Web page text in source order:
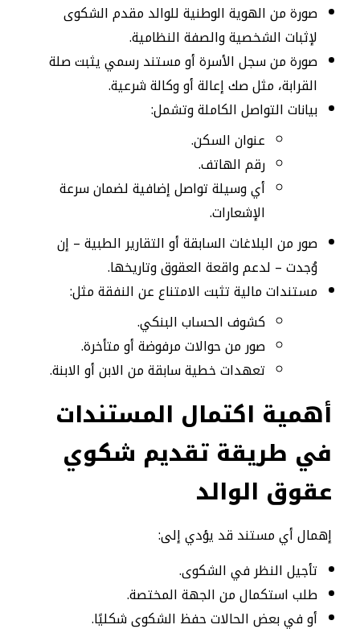
صورة من الهوية الوطنية للوالد مقدم الشكوى
لإثبات الشخصية والصفة النظامية.
صورة من سجل الأسرة أو مستند رسمي يثبت صلة
القرابة، مثل صك إعالة أو وكالة شرعية.
بيانات التواصل الكاملة وتشمل:
عنوان السكن.
رقم الهاتف.
أي وسيلة تواصل إضافية لضمان سرعة
الإشعارات.
صور من البلاغات السابقة أو التقارير الطبية – إن
وُجدت – لدعم واقعة العقوق وتاريخها.
مستندات مالية تثبت الامتناع عن النفقة مثل:
كشوف الحساب البنكي.
صور من حوالات مرفوضة أو متأخرة.
تعهدات خطية سابقة من الابن أو الابنة.
أهمية اكتمال المستندات
في طريقة تقديم شكوي
عقوق الوالد
إهمال أي مستند قد يؤدي إلى:
تأجيل النظر في الشكوى.
طلب استكمال من الجهة المختصة.
أو في بعض الحالات حفظ الشكوى شكليًا.